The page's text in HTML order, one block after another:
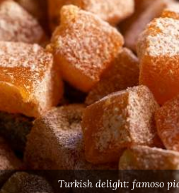
Turkish delight: famoso